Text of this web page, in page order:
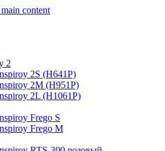
content
2
2S (H641P)
2M (H951P)
2L (H1061P)
Frego S
Frego M